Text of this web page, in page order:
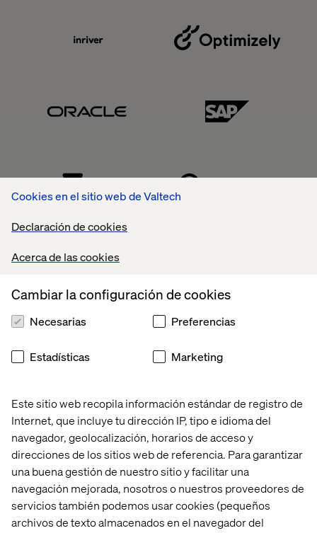
Cookies en el sitio web de Valtech
Declaración de cookies
Acerca de las cookies
Este sitio web recopila información estándar de registro de
Internet, que incluye tu dirección IP, tipo e idioma del
navegador, geolocalización, horarios de acceso y
direcciones de los sitios web de referencia. Para garantizar
una buena gestión de nuestro sitio y facilitar una
navegación mejorada, nosotros o nuestros proveedores de
servicios también podemos usar cookies (pequeños
archivos de texto almacenados en el navegador del
Cambiar la configuración de cookies
Necesarias Preferencias
Estadísticas Marketing
Inriver Optimizely
Oracle SAP
VTEX
Conoce las soluciones que creamos con
nuestros partners
Contáctanos
Home
Acerca de
Oficinas
Quiénes somos